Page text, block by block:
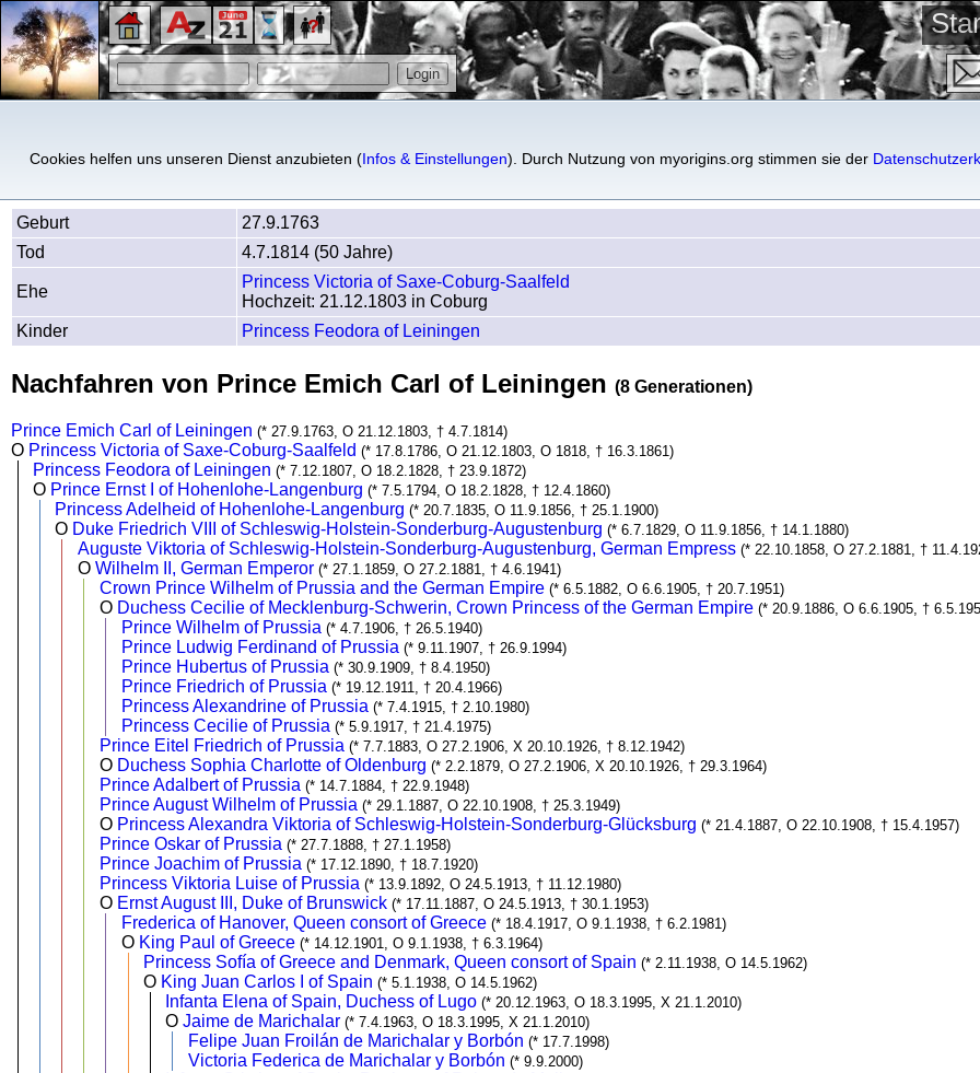
Cookies helfen uns unseren Dienst anzubieten (Infos & Einstellungen). Durch Nutzung von myorigins.org stimmen sie der
Prince Emich Carl of Leiningen
Geburt
27.9.1763
Tod
4.7.1814 (50 Jahre)
Ehe
Princess Victoria of Saxe-Coburg-Saalfeld
Hochzeit: 21.12.1803 in Coburg
Kinder
Princess Feodora of Leiningen
Nachfahren von Prince Emich Carl of Leiningen (8 Generationen)
Prince Emich Carl of Leiningen (* 27.9.1763, O 21.12.1803, † 4.7.1814)
O Princess Victoria of Saxe-Coburg-Saalfeld (* 17.8.1786, O 21.12.1803, O 1818, † 16.3.1861)
Princess Feodora of Leiningen (* 7.12.1807, O 18.2.1828, † 23.9.1872)
O Prince Ernst I of Hohenlohe-Langenburg (* 7.5.1794, O 18.2.1828, † 12.4.1860)
Princess Adelheid of Hohenlohe-Langenburg (* 20.7.1835, O 11.9.1856, † 25.1.1900)
O Duke Friedrich VIII of Schleswig-Holstein-Sonderburg-Augustenburg (* 6.7.1829, O 11.9.1856, † 14.1.1880)
Auguste Viktoria of Schleswig-Holstein-Sonderburg-Augustenburg, German Empress (* 22.10.1858, O 27.2.1881, †
O Wilhelm II, German Emperor (* 27.1.1859, O 27.2.1881, † 4.6.1941)
Crown Prince Wilhelm of Prussia and the German Empire (* 6.5.1882, O 6.6.1905, † 20.7.1951)
O Duchess Cecilie of Mecklenburg-Schwerin, Crown Princess of the German Empire (* 20.9.1886, O 6.6.1905, †
Prince Wilhelm of Prussia (* 4.7.1906, † 26.5.1940)
Prince Ludwig Ferdinand of Prussia (* 9.11.1907, † 26.9.1994)
Prince Hubertus of Prussia (* 30.9.1909, † 8.4.1950)
Prince Friedrich of Prussia (* 19.12.1911, † 20.4.1966)
Princess Alexandrine of Prussia (* 7.4.1915, † 2.10.1980)
Princess Cecilie of Prussia (* 5.9.1917, † 21.4.1975)
Prince Eitel Friedrich of Prussia (* 7.7.1883, O 27.2.1906, X 20.10.1926, † 8.12.1942)
O Duchess Sophia Charlotte of Oldenburg (* 2.2.1879, O 27.2.1906, X 20.10.1926, † 29.3.1964)
Prince Adalbert of Prussia (* 14.7.1884, † 22.9.1948)
Prince August Wilhelm of Prussia (* 29.1.1887, O 22.10.1908, † 25.3.1949)
O Princess Alexandra Viktoria of Schleswig-Holstein-Sonderburg-Glücksburg (* 21.4.1887, O 22.10.1908, † 15.4.1957)
Prince Oskar of Prussia (* 27.7.1888, † 27.1.1958)
Prince Joachim of Prussia (* 17.12.1890, † 18.7.1920)
Princess Viktoria Luise of Prussia (* 13.9.1892, O 24.5.1913, † 11.12.1980)
O Ernst August III, Duke of Brunswick (* 17.11.1887, O 24.5.1913, † 30.1.1953)
Frederica of Hanover, Queen consort of Greece (* 18.4.1917, O 9.1.1938, † 6.2.1981)
O King Paul of Greece (* 14.12.1901, O 9.1.1938, † 6.3.1964)
Princess Sofía of Greece and Denmark, Queen consort of Spain (* 2.11.1938, O 14.5.1962)
O King Juan Carlos I of Spain (* 5.1.1938, O 14.5.1962)
Infanta Elena of Spain, Duchess of Lugo (* 20.12.1963, O 18.3.1995, X 21.1.2010)
OJaime de Marichalar (* 7.4.1963, O 18.3.1995, X 21.1.2010)
Felipe Juan Froilán de Marichalar y Borbón (* 17.7.1998)
Victoria Federica de Marichalar y Borbón (* 9.9.2000)